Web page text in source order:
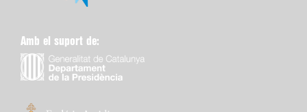
Amb el suport de: